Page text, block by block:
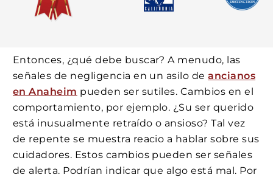
Entonces, ¿qué debe buscar? A menudo, las
señales de negligencia en un asilo deancianos
en Anaheim pueden ser sutiles. Cambios en el
comportamiento, por ejemplo. ¿Su ser querido
está inusualmente retraído o ansioso? Tal vez
de repente se muestra reacio a hablar sobre sus
cuidadores. Estos cambios pueden ser señales
de alerta. Podrían indicar que algo está mal. Por